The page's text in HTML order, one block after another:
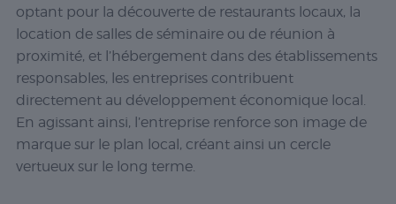
optant pour la découverte de restaurants locaux, la
location de salles de séminaire ou de réunion à
proximité, et l’hébergement dans des établissements
responsables, les entreprises contribuent
directement au développement économique local.
En agissant ainsi, l’entreprise renforce son image de
marque sur le plan local, créant ainsi un cercle
vertueux sur le long terme.